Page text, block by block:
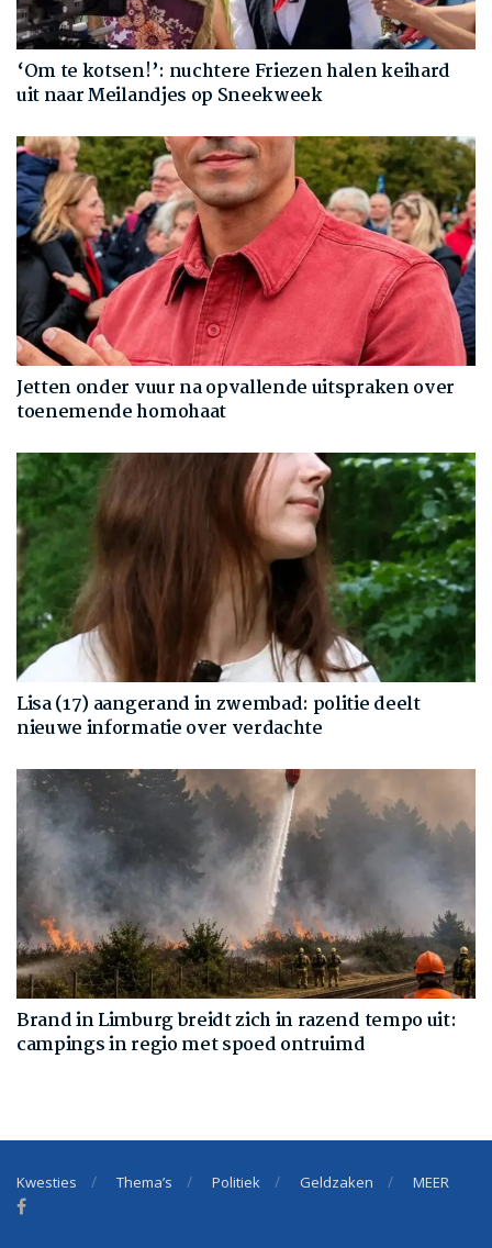
‘Om te kotsen!’: nuchtere Friezen halen keihard
uit naar Meilandjes op Sneekweek
Jetten onder vuur na opvallende uitspraken over
toenemende homohaat
Lisa (17) aangerand in zwembad: politie deelt
nieuwe informatie over verdachte
Brand in Limburg breidt zich in razend tempo uit:
campings in regio met spoed ontruimd
Kwesties Thema’s Politiek Geldzaken MEER